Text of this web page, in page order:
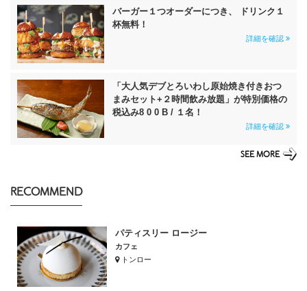
バーガー１つオーダーにつき、 ドリンク１
杯無料！
詳細を確認
「大人気デブとろいわし原始焼き付きおつ
まみセット+２時間飲み放題」が特別価格の
税込み8 0 0 B / １名！
詳細を確認
SEE MORE
RECOMMEND
パティスリー ロージー
カフェ
トンロー